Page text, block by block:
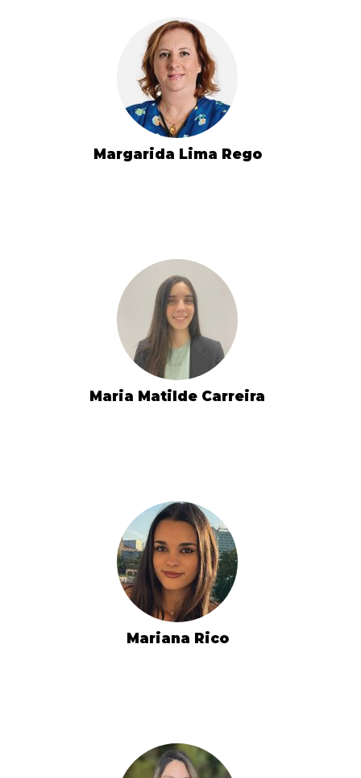
Margarida Lima Rego
Maria Matilde Carreira
Mariana Rico